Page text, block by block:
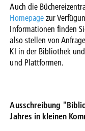
Auch die
Homepagezur
Informationen finden
also stellen von
KI in der Bibliothek
und Plattformen.
Ausschreibung
Jahres in kleinen